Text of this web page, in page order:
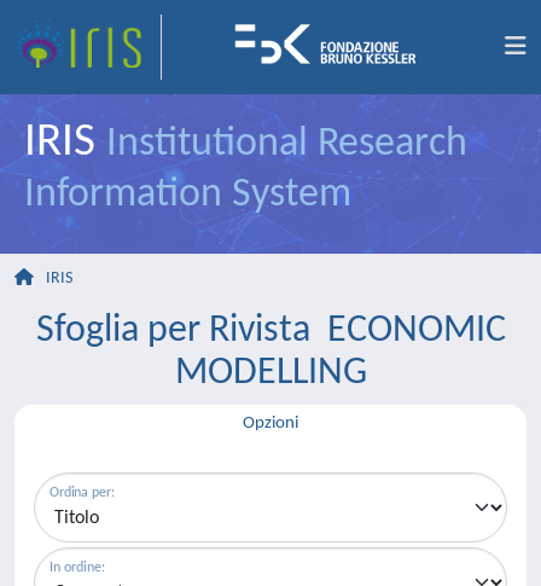
IRIS Institutional Research
Information System
IRIS
Sfoglia per Rivista ECONOMIC
MODELLING
Opzioni
Ordina per:
In ordine: